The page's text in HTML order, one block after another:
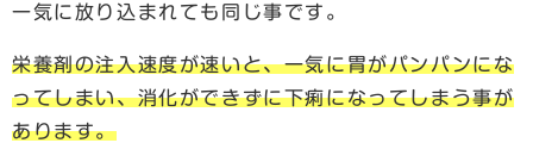
一気に放り込まれても同じ事です。
栄養剤の注入速度が速いと、一気に胃がパンパンにな
ってしまい、消化ができずに下痢になってしまう事が
あります。